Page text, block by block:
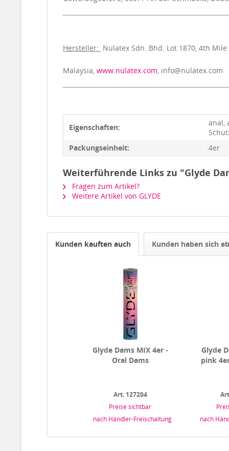
Hersteller: Nulatex Sdn. Bhd. Lot 1870, 4th
Malaysia, www.nulatex.com, info@nulatex.com
Eigenschaften:
anal,
Packungseinheit:
4er
Weiterführende Links zu "Glyde
Fragen zum Artikel?
Weitere Artikel von GLYDE
Kunden kauften auch Kunden haben sich
Glyde Dams MIX 4er -
Oral Dams
Art. 127204
Preise sichtbar
nach Händler-Freischaltung
Glyde
pink
nach